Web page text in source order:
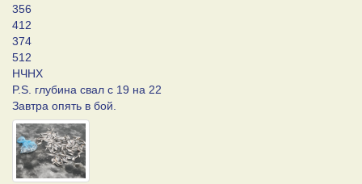
356
412
374
512
НЧНХ
P.S. глубина свал с 19 на 22
Завтра опять в бой.